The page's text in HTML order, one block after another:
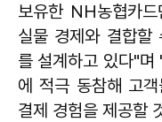
보유한 NH농협카
실물 경제와 결합할
를 설계하고 있다"며
에 적극 동참해 고
결제 경험을 제공할